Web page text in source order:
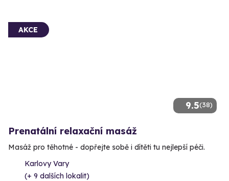
9.5(38)
AKCE
Prenatální relaxační masáž
Masáž pro těhotné - dopřejte sobě i dítěti tu nejlepší péči.
Karlovy Vary
(+ 9 dalších lokalit)